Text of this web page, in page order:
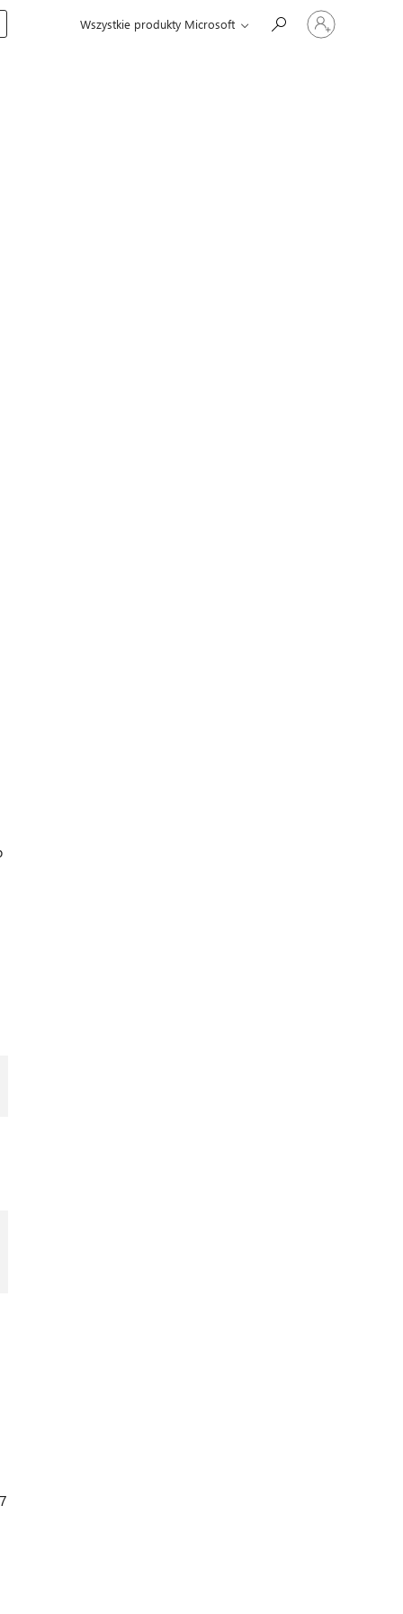
Wszystkie produkty Microsoft
Zaloguj
się
do